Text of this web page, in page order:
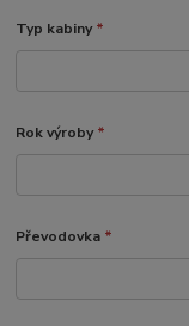
Typ kabiny*
Rok výroby*
Převodovka *